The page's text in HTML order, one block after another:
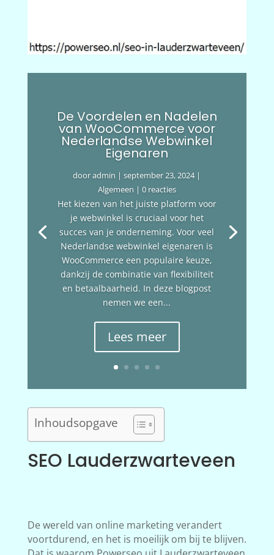
De Voordelen en Nadelen
van WooCommerce voor
Nederlandse Webwinkel
Eigenaren
dooradmin |september 23, 2024|
Algemeen | 0 reacties
Het kiezen van het juiste platform voor
je webwinkel is cruciaal voor het
succes van je onderneming. Voor veel
Nederlandse webwinkel eigenaren is
WooCommerce een populaire keuze,
dankzij de combinatie van flexibiliteit
en betaalbaarheid. In deze blogpost
nemen we een...
Lees meer
Inhoudsopgave
SEO Lauderzwarteveen
De wereld van online marketing verandert
voortdurend, en het is moeilijk om bij te blijven.